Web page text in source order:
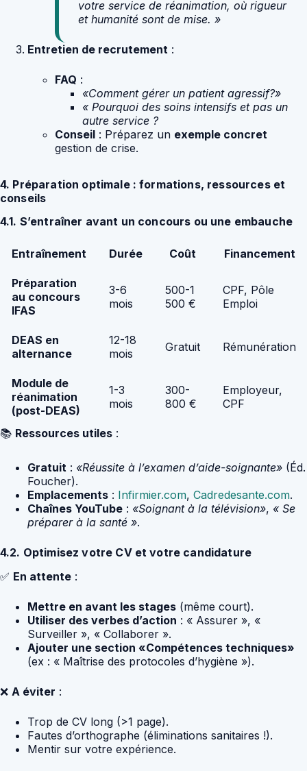
votre service de réanimation, où rigueur
et humanité sont de mise. »
Entretien de recrutement :
FAQ :
«Comment gérer un patient agressif?»
« Pourquoi des soins intensifs et pas un
autre service ?
Conseil : Préparez un exemple concret
gestion de crise.
4. Préparation optimale : formations, ressources et
conseils
4.1. S’entraîner avant un concours ou une embauche
Entraînement Durée Coût Financement
Préparation
au concours
IFAS
3-6
mois
500-1
500 €
CPF, Pôle
Emploi
DEAS en
alternance
12-18
mois
Gratuit Rémunération
Module de
réanimation
(post-DEAS)
1-3
mois
300-
800 €
Employeur,
CPF
📚 Ressources utiles :
Gratuit : «Réussite à l’examen d’aide-soignante» (Éd.
Foucher).
Emplacements : Infirmier.com, Cadredesante.com.
Chaînes YouTube : «Soignant à la télévision», « Se
préparer à la santé ».
4.2. Optimisez votre CV et votre candidature
✅ En attente :
Mettre en avant les stages (même court).
Utiliser des verbes d’action : « Assurer », «
Surveiller », « Collaborer ».
Ajouter une section «Compétences techniques»
(ex : « Maîtrise des protocoles d’hygiène »).
❌ A éviter :
Trop de CV long (>1 page).
Fautes d’orthographe (éliminations sanitaires !).
Mentir sur votre expérience.